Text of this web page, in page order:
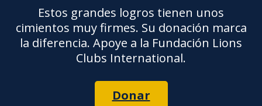
Estos grandes logros tienen unos
cimientos muy firmes. Su donación marca
la diferencia. Apoye a la Fundación Lions
Clubs International.
Donar